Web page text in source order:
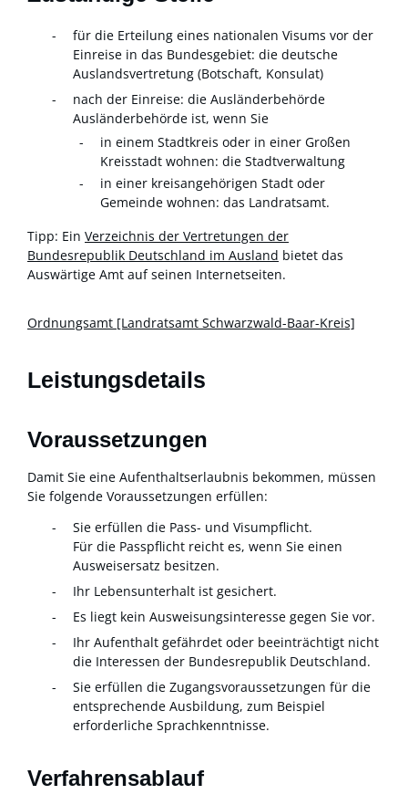
für die Erteilung eines nationalen Visums vor der
Einreise in das Bundesgebiet: die deutsche
Auslandsvertretung (Botschaft, Konsulat)
nach der Einreise: die Ausländerbehörde
Ausländerbehörde ist, wenn Sie
in einem Stadtkreis oder in einer Großen
Kreisstadt wohnen: die Stadtverwaltung
in einer kreisangehörigen Stadt oder
Gemeinde wohnen: das Landratsamt.
Tipp: Ein Verzeichnis der Vertretungen der
Bundesrepublik Deutschland im Ausland bietet das
Auswärtige Amt auf seinen Internetseiten.
Ordnungsamt [Landratsamt Schwarzwald-Baar-Kreis]
Leistungsdetails
Voraussetzungen
Damit Sie eine Aufenthaltserlaubnis bekommen, müssen
Sie folgende Voraussetzungen erfüllen:
Sie erfüllen die Pass- und Visumpflicht.
Für die Passpflicht reicht es, wenn Sie einen
Ausweisersatz besitzen.
Ihr Lebensunterhalt ist gesichert.
Es liegt kein Ausweisungsinteresse gegen Sie vor.
Ihr Aufenthalt gefährdet oder beeinträchtigt nicht
die Interessen der Bundesrepublik Deutschland.
Sie erfüllen die Zugangsvoraussetzungen für die
entsprechende Ausbildung, zum Beispiel
erforderliche Sprachkenntnisse.
Verfahrensablauf